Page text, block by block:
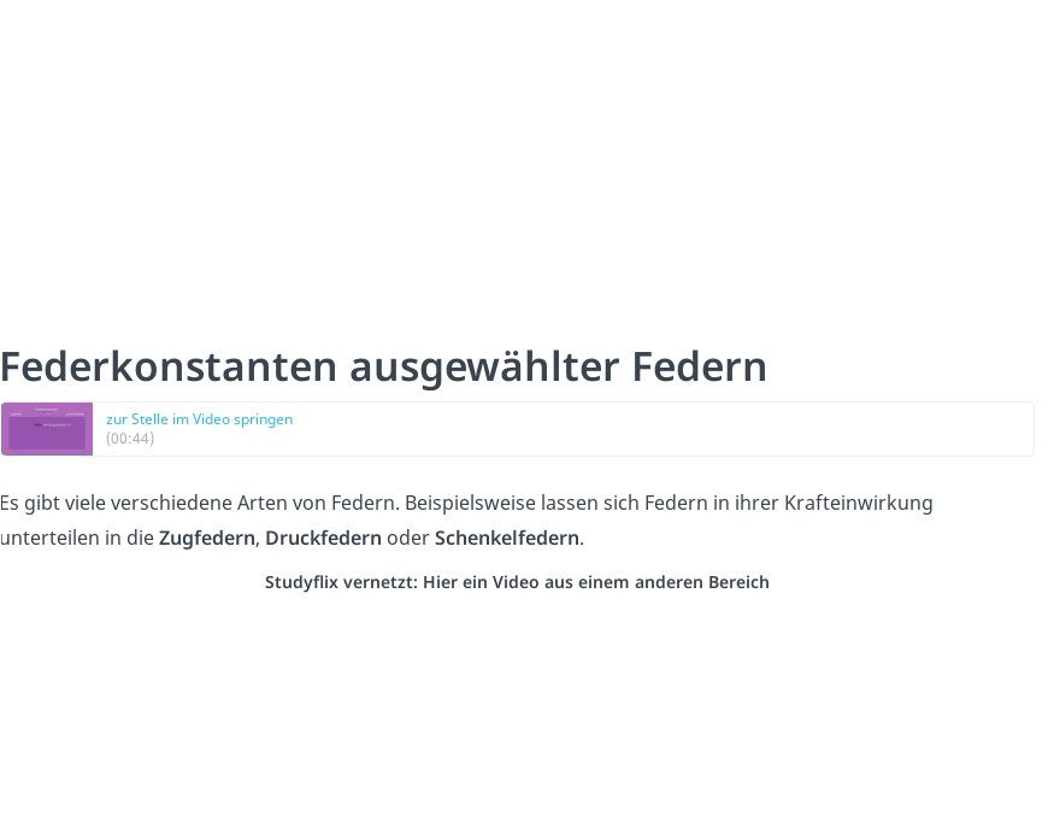
Federkonstanten ausgewählter Federn
zur Stelle im Video springen
(00:44)
Es gibt viele verschiedene Arten von Federn. Beispielsweise lassen sich Federn in ihrer Krafteinwirkung
unterteilen in dieZugfedern, Druckfedern oderSchenkelfedern.
Studyflix vernetzt: Hier ein Video aus einem anderen Bereich